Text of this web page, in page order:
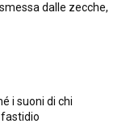
dalle zecche,
i suoni di chi